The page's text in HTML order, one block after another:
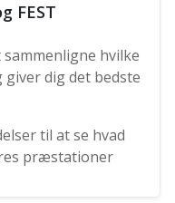
FEST
hvilke
dig det bedste
til at se hvad
præstationer